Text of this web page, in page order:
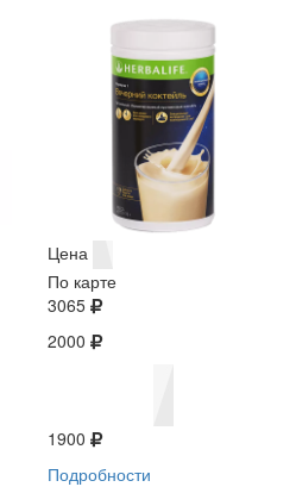
Цена
По карте
3065
2000
1900
Подробности